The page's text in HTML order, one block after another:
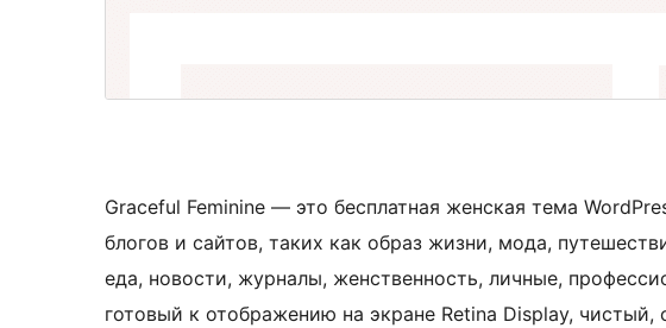
Graceful Feminine — это бесплатная женская тема
блогов и сайтов, таких как образ жизни, мода,
еда, новости, журналы, женственность, личные,
готовый к отображению на экране Retina Display,